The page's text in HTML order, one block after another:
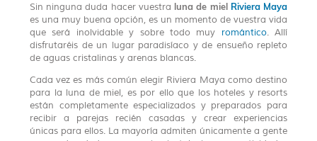
Sin ninguna duda hacer vuestra luna de miel Riviera Maya
es una muy buena opción, es un momento de vuestra vida
que será inolvidable y sobre todo muy romántico. Allí
disfrutaréis de un lugar paradisíaco y de ensueño repleto
de aguas cristalinas y arenas blancas.
Cada vez es más común elegir Riviera Maya como destino
para la luna de miel, es por ello que los hoteles y resorts
están completamente especializados y preparados para
recibir a parejas recién casadas y crear experiencias
únicas para ellos. La mayoría admiten únicamente a gente